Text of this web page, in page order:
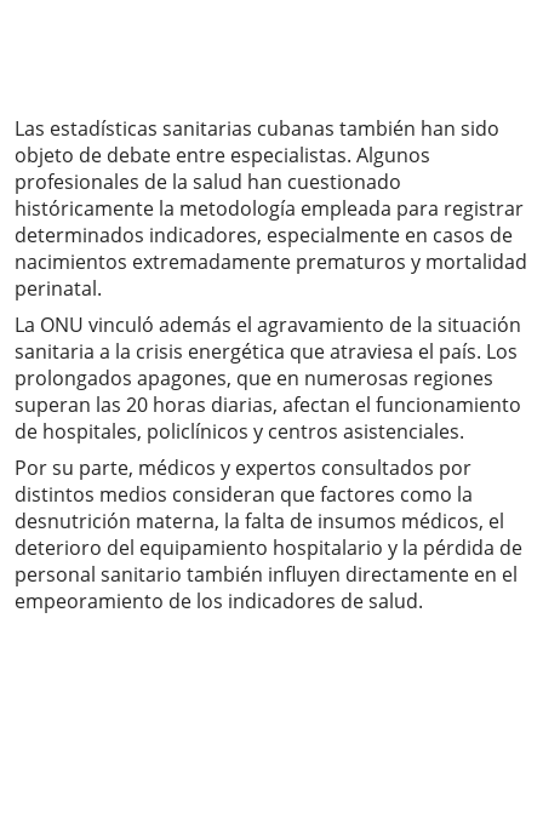
Las estadísticas sanitarias cubanas también han sido
objeto de debate entre especialistas. Algunos
profesionales de la salud han cuestionado
históricamente la metodología empleada para registrar
determinados indicadores, especialmente en casos de
nacimientos extremadamente prematuros y mortalidad
perinatal.
La ONU vinculó además el agravamiento de la situación
sanitaria a la crisis energética que atraviesa el país. Los
prolongados apagones, que en numerosas regiones
superan las 20 horas diarias, afectan el funcionamiento
de hospitales, policlínicos y centros asistenciales.
Por su parte, médicos y expertos consultados por
distintos medios consideran que factores como la
desnutrición materna, la falta de insumos médicos, el
deterioro del equipamiento hospitalario y la pérdida de
personal sanitario también influyen directamente en el
empeoramiento de los indicadores de salud.